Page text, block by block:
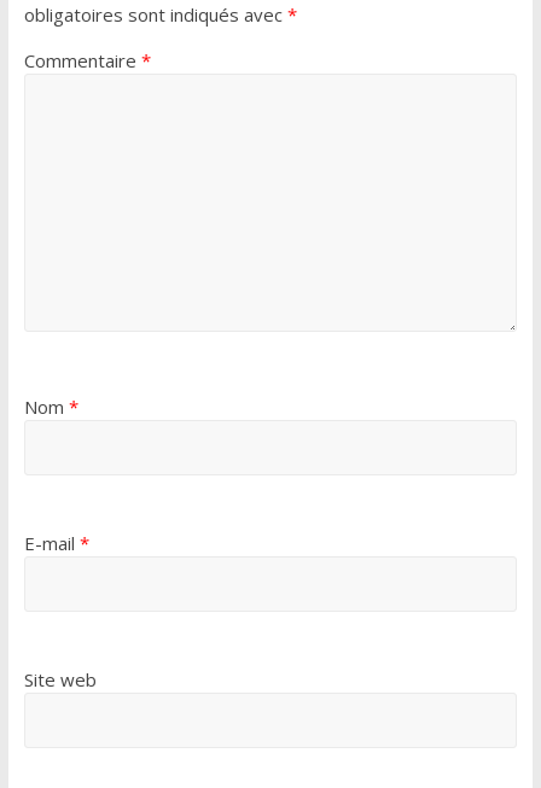
obligatoires sont indiqués avec *
Commentaire *
Nom *
E-mail *
Site web